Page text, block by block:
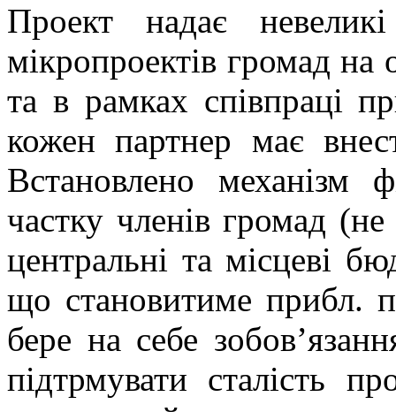
Проект надає
мікропроектів громад
та в рамках співпраці
кожен партнер має
Встановлено механізм
частку членів громад
центральні та місцеві
що становитиме прибл.
бере на себе
підтрмувати сталість